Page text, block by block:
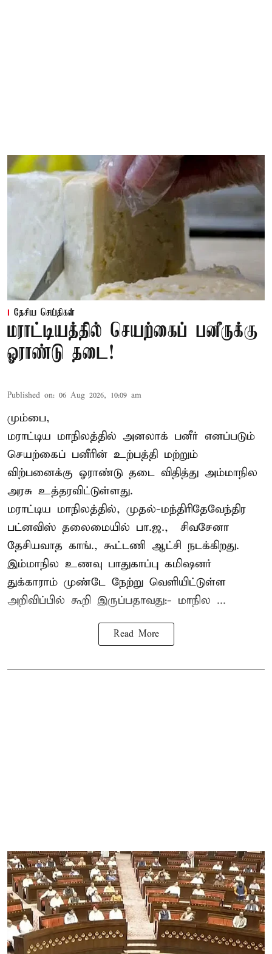
தேசிய செய்திகள்
மராட்டியத்தில் செயற்கைப் பனீருக்கு
ஓராண்டு தடை!
Published on: 06 Aug 2026, 10:09 am
மும்பை,
மராட்டிய மாநிலத்தில் அனலாக் பனீர் எனப்படும்
செயற்கைப் பனீரின் உற்பத்தி மற்றும்
விற்பனைக்கு ஓராண்டு தடை விதித்து அம்மாநில
அரசு உத்தரவிட்டுள்ளது.
மராட்டிய மாநிலத்தில், முதல்-மந்திரிதேவேந்திர
பட்னவிஸ் தலைமையில் பா.ஜ., – சிவசேனா –
தேசியவாத காங்., கூட்டணி ஆட்சி நடக்கிறது.
இம்மாநில உணவு பாதுகாப்பு கமிஷனர்
துக்காராம் முண்டே நேற்று வெளியிட்டுள்ள
அறிவிப்பில் கூறி இருப்பதாவது:- மாநில ...
Read More